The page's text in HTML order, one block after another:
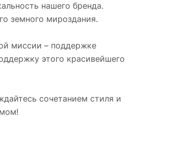
нашего бренда.
земного мироздания.
миссии – поддержке
этого красивейшего
сочетанием стиля и